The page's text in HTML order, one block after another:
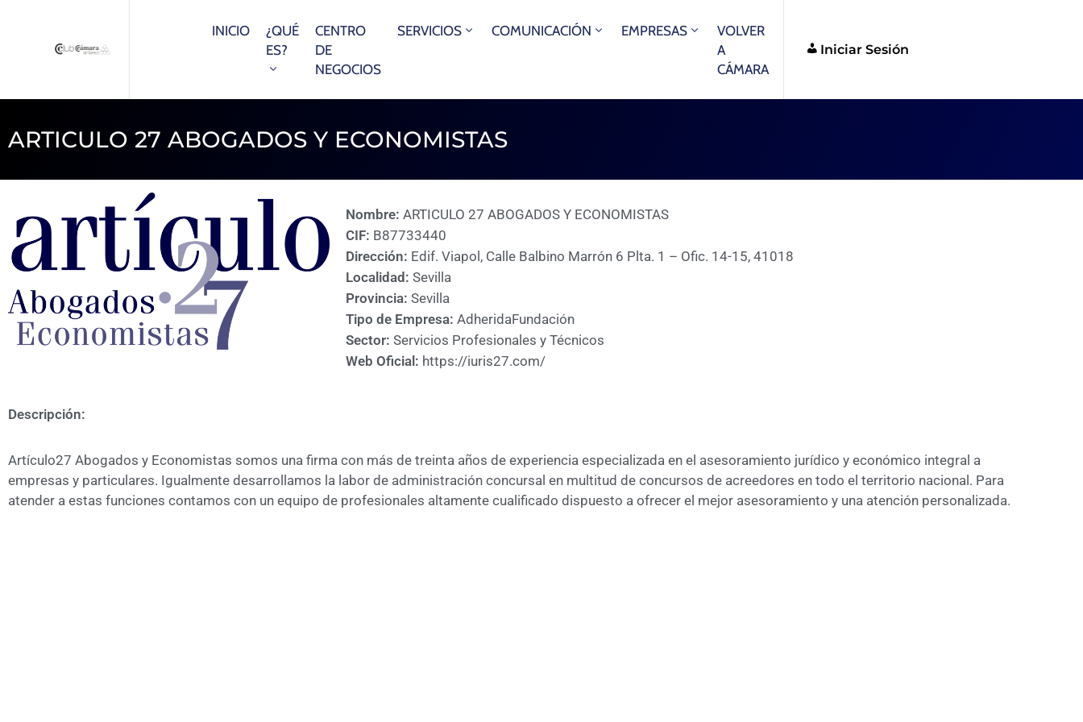
INICIO
¿QUÉ
ES?
CENTRO
DE
NEGOCIOS
SERVICIOS COMUNICACIÓN EMPRESAS
VOLVER
A
CÁMARA
Iniciar Sesión
ARTICULO 27 ABOGADOS Y ECONOMISTAS
Nombre: ARTICULO 27 ABOGADOS Y ECONOMISTAS
CIF: B87733440
Dirección: Edif. Viapol, Calle Balbino Marrón 6 Plta. 1 – Ofic. 14-15, 41018
Localidad: Sevilla
Provincia: Sevilla
Tipo de Empresa: AdheridaFundación
Sector: Servicios Profesionales y Técnicos
Web Oficial: https://iuris27.com/
Descripción:
Artículo27 Abogados y Economistas somos una firma con más de treinta años de experiencia especializada en el asesoramiento jurídico y económico integral a
empresas y particulares. Igualmente desarrollamos la labor de administración concursal en multitud de concursos de acreedores en todo el territorio nacional. Para
atender a estas funciones contamos con un equipo de profesionales altamente cualificado dispuesto a ofrecer el mejor asesoramiento y una atención personalizada.